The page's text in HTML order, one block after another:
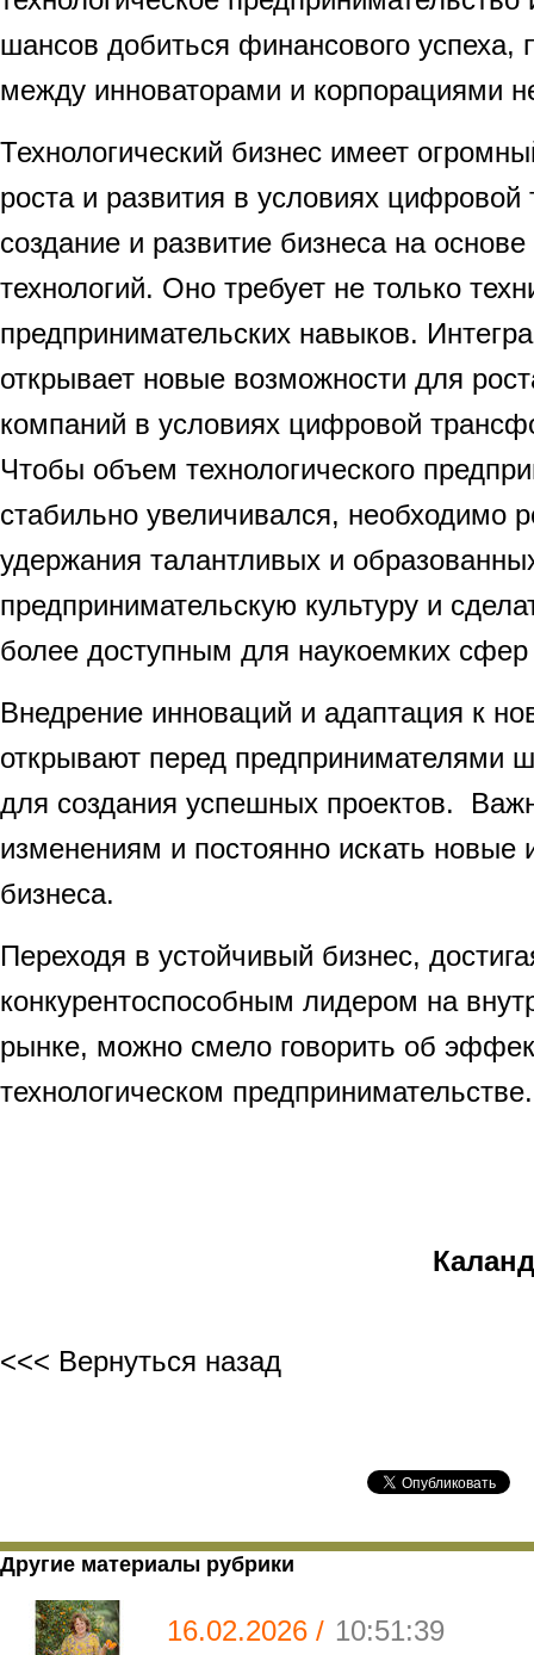
шансов добиться финансового успеха,
между инноваторами и корпорациями
Технологический бизнес имеет
роста и развития в условиях
создание и развитие бизнеса на
технологий. Оно требует не только
предпринимательских навыков.
открывает новые возможности для
компаний в условиях цифровой
Чтобы объем технологического
стабильно увеличивался, необходимо
удержания талантливых и
предпринимательскую культуру и
более доступным для наукоемких сфер
Внедрение инноваций и адаптация к
открывают перед предпринимателями
для создания успешных проектов.
изменениям и постоянно искать новые
бизнеса.
Переходя в устойчивый бизнес,
конкурентоспособным лидером на
рынке, можно смело говорить об
технологическом предпринимательстве.
<<< Вернуться назад
Другие материалы рубрики
16.02.2026 / 10:51:39